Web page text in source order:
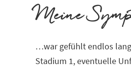
Meine
…war gefühlt endlos
Stadium 1, eventuelle